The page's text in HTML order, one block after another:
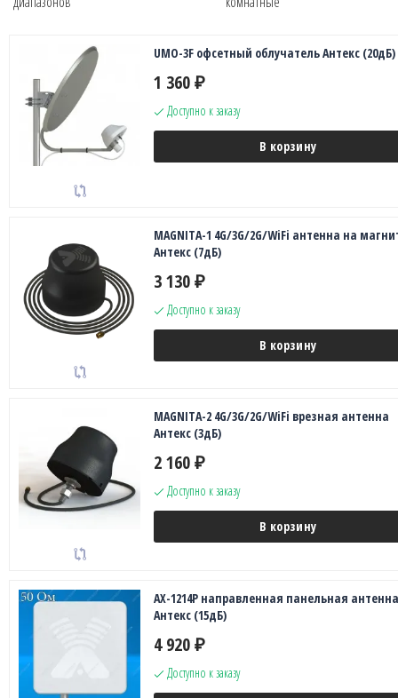
UMO-3F офсетный облучатель Антекс (20дБ)
1 360 ₽
Доступно к заказу
В корзину
MAGNITA-1 4G/3G/2G/WiFi антенна на
Антекс (7дБ)
3 130 ₽
Доступно к заказу
В корзину
MAGNITA-2 4G/3G/2G/WiFi врезная антенна
Антекс (3дБ)
2 160 ₽
Доступно к заказу
В корзину
AX-1214P направленная панельная антенна
Антекс (15дБ)
4 920 ₽
Доступно к заказу